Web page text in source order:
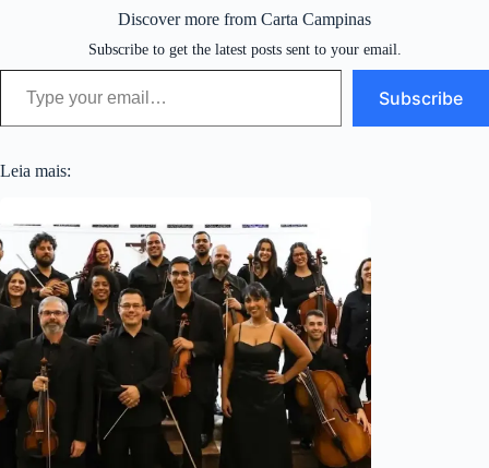
Discover more from Carta Campinas
Subscribe to get the latest posts sent to your email.
Type your email…
Subscribe
Leia mais: